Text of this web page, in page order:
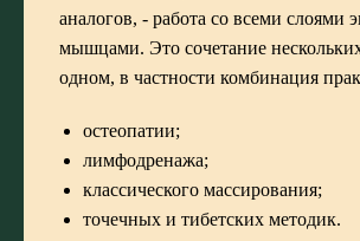
аналогов, - работа со всеми слоями
мышцами. Это сочетание
одном, в частности комбинация
остеопатии;
лимфодренажа;
классического массирования;
точечных и тибетских методик.